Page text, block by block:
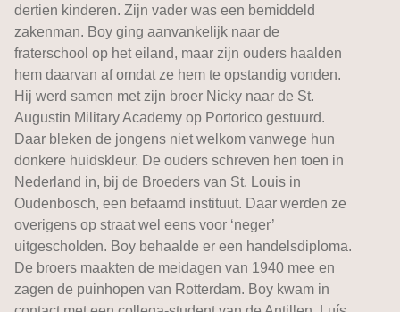
dertien kinderen. Zijn vader was een bemiddeld
zakenman. Boy ging aanvankelijk naar de
fraterschool op het eiland, maar zijn ouders haalden
hem daarvan af omdat ze hem te opstandig vonden.
Hij werd samen met zijn broer Nicky naar de St.
Augustin Military Academy op Portorico gestuurd.
Daar bleken de jongens niet welkom vanwege hun
donkere huidskleur. De ouders schreven hen toen in
Nederland in, bij de Broeders van St. Louis in
Oudenbosch, een befaamd instituut. Daar werden ze
overigens op straat wel eens voor ‘neger’
uitgescholden. Boy behaalde er een handelsdiploma.
De broers maakten de meidagen van 1940 mee en
zagen de puinhopen van Rotterdam. Boy kwam in